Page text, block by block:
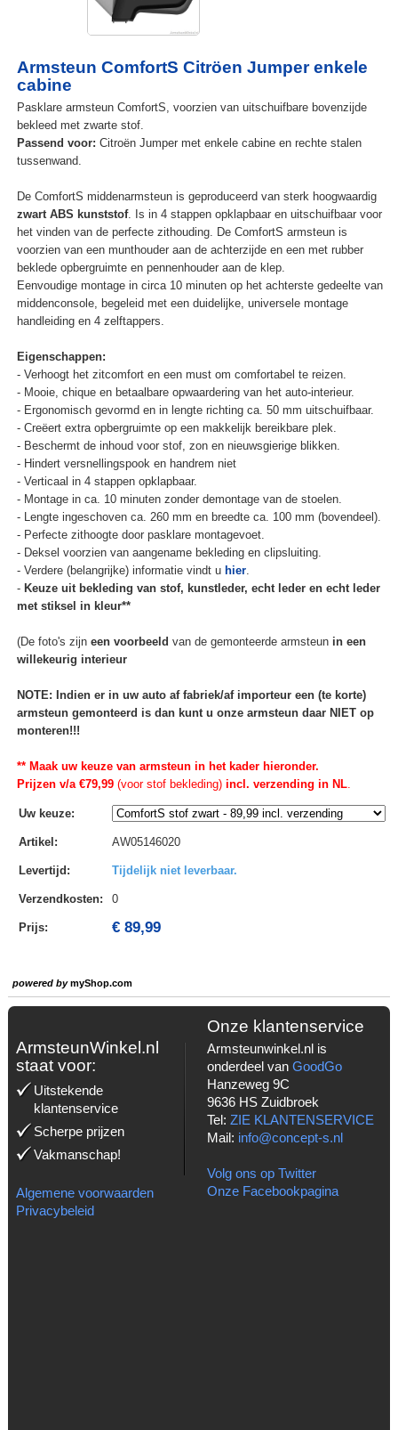
Armsteun ComfortS Citröen Jumper enkele
cabine
Pasklare armsteun ComfortS, voorzien van uitschuifbare bovenzijde
bekleed met zwarte stof.
Passend voor: Citroën Jumper met enkele cabine en rechte stalen
tussenwand.
De ComfortS middenarmsteun is geproduceerd van sterk hoogwaardig
zwart ABS kunststof. Is in 4 stappen opklapbaar en uitschuifbaar voor
het vinden van de perfecte zithouding. De ComfortS armsteun is
voorzien van een munthouder aan de achterzijde en een met rubber
beklede opbergruimte en pennenhouder aan de klep.
Eenvoudige montage in circa 10 minuten op het achterste gedeelte van
middenconsole, begeleid met een duidelijke, universele montage
handleiding en 4 zelftappers.
Eigenschappen:
- Verhoogt het zitcomfort en een must om comfortabel te reizen.
- Mooie, chique en betaalbare opwaardering van het auto-interieur.
- Ergonomisch gevormd en in lengte richting ca. 50 mm uitschuifbaar.
- Creëert extra opbergruimte op een makkelijk bereikbare plek.
- Beschermt de inhoud voor stof, zon en nieuwsgierige blikken.
- Hindert versnellingspook en handrem niet
- Verticaal in 4 stappen opklapbaar.
- Montage in ca. 10 minuten zonder demontage van de stoelen.
- Lengte ingeschoven ca. 260 mm en breedte ca. 100 mm (bovendeel).
- Perfecte zithoogte door pasklare montagevoet.
- Deksel voorzien van aangename bekleding en clipsluiting.
- Verdere (belangrijke) informatie vindt u hier.
- Keuze uit bekleding van stof, kunstleder, echt leder en echt leder
met stiksel in kleur**
(De foto's zijn een voorbeeld van de gemonteerde armsteun in een
willekeurig interieur
NOTE: Indien er in uw auto af fabriek/af importeur een (te korte)
armsteun gemonteerd is dan kunt u onze armsteun daar NIET op
monteren!!!
** Maak uw keuze van armsteun in het kader hieronder.
Prijzen v/a €79,99(voor stof bekleding)incl. verzending in NL.
Uw keuze:
Artikel : AW05146020
Levertijd : Tijdelijk niet leverbaar.
Verzendkosten: 0
Prijs: € 89,99
powered bymyShop.com
ArmsteunWinkel.nl
staat voor:
Uitstekende
klantenservice
Scherpe prijzen
Vakmanschap!
Algemene voorwaarden
Privacybeleid
Onze klantenservice
Armsteunwinkel.nl is
onderdeel van GoodGo
Hanzeweg 9C
9636 HS Zuidbroek
Tel: ZIE KLANTENSERVICE
Mail: info@concept-s.nl
Volg ons op Twitter
Onze Facebookpagina